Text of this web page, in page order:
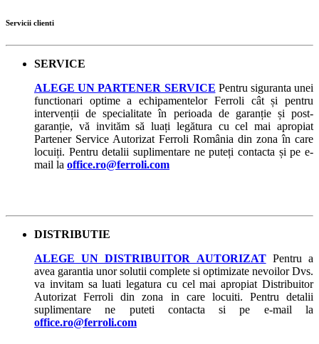
Servicii clienti
SERVICE
ALEGE UN PARTENER SERVICE Pentru siguranta unei
functionari optime a echipamentelor Ferroli cât și pentru
intervenții de specialitate în perioada de garanție și post-
garanție, vă invităm să luați legătura cu cel mai apropiat
Partener Service Autorizat Ferroli România din zona în care
locuiți. Pentru detalii suplimentare ne puteți contacta și pe e-
mail la office.ro@ferroli.com
DISTRIBUTIE
ALEGE UN DISTRIBUITOR AUTORIZAT Pentru a
avea garantia unor solutii complete si optimizate nevoilor Dvs.
va invitam sa luati legatura cu cel mai apropiat Distribuitor
Autorizat Ferroli din zona in care locuiti. Pentru detalii
suplimentare ne puteti contacta si pe e-mail la
office.ro@ferroli.com